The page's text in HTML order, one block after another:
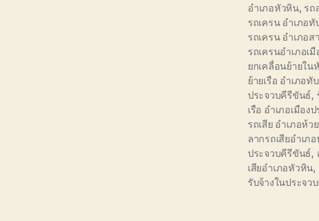
อำเภอหัวหิน, รถ
รถเครน อำเภอทั
รถเครน อำเภอส
รถเครนอำเภอเ
ยกเคลื่อนย้ายใน
ย้ายเรือ อำเภอทั
ประจวบคีรีขันธ์,
เรือ อำเภอเมือง
รถเสีย อำเภอห้ว
ลากรถเสียอำเภ
ประจวบคีรีขันธ์,
เสียอำเภอหัวหิน,
รับจ้างในประจว